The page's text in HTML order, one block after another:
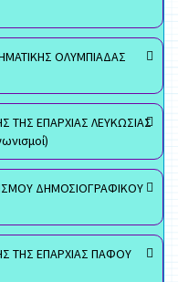
ΟΛΥΜΠΙΑΔΑΣ
ΤΗΣ ΕΠΑΡΧΙΑΣ ΛΕΥΚΩΣΙΑΣ
ΔΗΜΟΣΙΟΓΡΑΦΙΚΟΥ
ΤΗΣ ΕΠΑΡΧΙΑΣ ΠΑΦΟΥ